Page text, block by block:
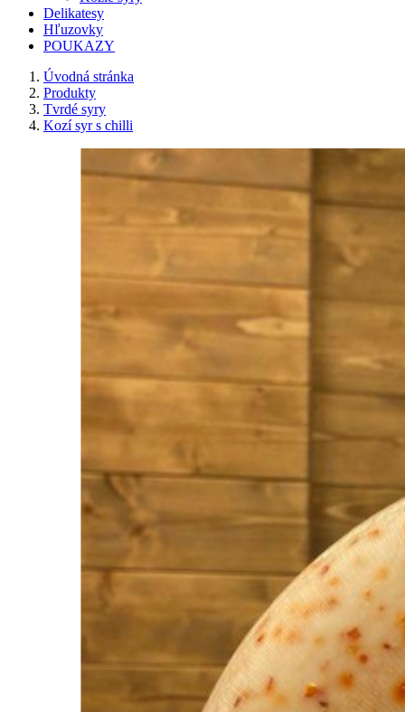
Delikatesy
Hľuzovky
POUKAZY
Úvodná stránka
Produkty
Tvrdé syry
Kozí syr s chilli